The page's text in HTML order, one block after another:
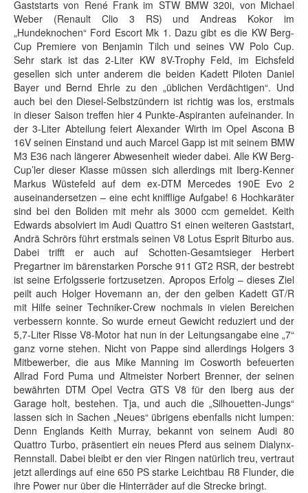
Gaststarts von René Frank im STW BMW 320i, von Michael
Weber (Renault Clio 3 RS) und Andreas Kokor im
„Hundeknochen“ Ford Escort Mk 1. Dazu gibt es die KW Berg-
Cup Premiere von Benjamin Tilch und seines VW Polo Cup.
Sehr stark ist das 2-Liter KW 8V-Trophy Feld, im Eichsfeld
gesellen sich unter anderem die beiden Kadett Piloten Daniel
Bayer und Bernd Ehrle zu den „üblichen Verdächtigen“. Und
auch bei den Diesel-Selbstzündern ist richtig was los, erstmals
in dieser Saison treffen hier 4 Punkte-Aspiranten aufeinander. In
der 3-Liter Abteilung feiert Alexander Wirth im Opel Ascona B
16V seinen Einstand und auch Marcel Gapp ist mit seinem BMW
M3 E36 nach längerer Abwesenheit wieder dabei. Alle KW Berg-
Cup’ler dieser Klasse müssen sich allerdings mit Iberg-Kenner
Markus Wüstefeld auf dem ex-DTM Mercedes 190E Evo 2
auseinandersetzen – eine echt knifflige Aufgabe! 6 Hochkaräter
sind bei den Boliden mit mehr als 3000 ccm gemeldet. Keith
Edwards absolviert im Audi Quattro S1 einen weiteren Gaststart,
Andrä Schrörs führt erstmals seinen V8 Lotus Esprit Biturbo aus.
Dabei trifft er auch auf Schotten-Gesamtsieger Herbert
Pregartner im bärenstarken Porsche 911 GT2 RSR, der bestrebt
ist seine Erfolgsserie fortzusetzen. Apropos Erfolg – dieses Ziel
peilt auch Holger Hovemann an, der den gelben Kadett GT/R
mit Hilfe seiner Techniker-Crew nochmals in vielen Bereichen
verbessern konnte. So wurde erneut Gewicht reduziert und der
5,7-Liter Risse V8-Motor hat nun in der Leitungsangabe eine „7“
ganz vorne stehen. Nicht von Pappe sind allerdings Holgers 3
Mitbewerber, die aus Mike Manning im Cosworth befeuerten
Allrad Ford Puma und Altmeister Norbert Brenner, der seinen
bewährten DTM Opel Vectra GTS V8 für den Iberg aus der
Garage holt, bestehen. Tja, und auch die „Silhouetten-Jungs“
lassen sich in Sachen „Neues“ übrigens ebenfalls nicht lumpen:
Denn Englands Keith Murray, bekannt von seinem Audi 80
Quattro Turbo, präsentiert ein neues Pferd aus seinem Dialynx-
Rennstall. Dabei bleibt er den vier Ringen natürlich treu, vertraut
jetzt allerdings auf eine 650 PS starke Leichtbau R8 Flunder, die
ihre Power nur über die Hinterräder auf die Strecke bringt.